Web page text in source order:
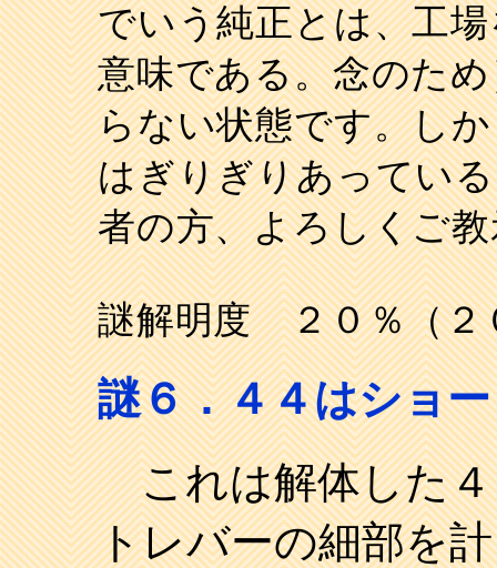
でいう純正とは、工
意味である。念のた
らない状態です。し
はぎりぎりあってい
者の方、よろしくご
謎解明度 ２０％（２
謎６．４４はショ
これは解体した４
トレバーの細部を